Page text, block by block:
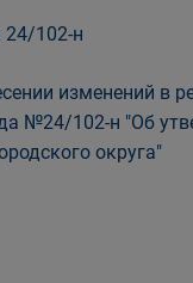
102-н
изменений в
№24/102-н "Об
округа"